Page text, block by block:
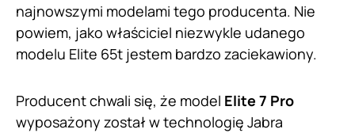
najnowszymi modelami tego producenta. Nie
powiem, jako właściciel niezwykle udanego
modelu Elite 65t jestem bardzo zaciekawiony.
Producent chwali się, że model Elite 7 Pro
wyposażony został w technologię Jabra